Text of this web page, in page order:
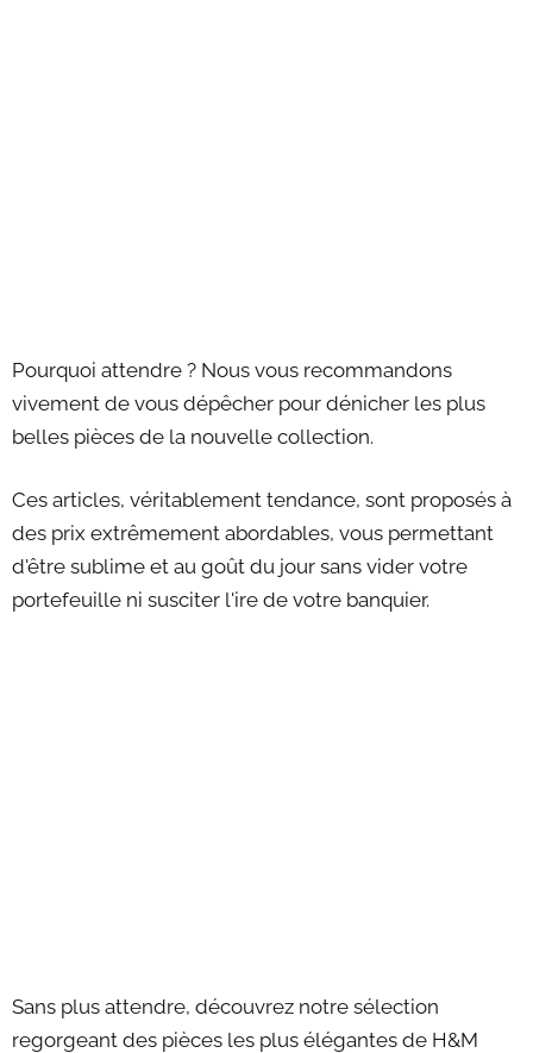
Pourquoi attendre ? Nous vous recommandons
vivement de vous dépêcher pour dénicher les plus
belles pièces de la nouvelle collection.
Ces articles, véritablement tendance, sont proposés à
des prix extrêmement abordables, vous permettant
d'être sublime et au goût du jour sans vider votre
portefeuille ni susciter l'ire de votre banquier.
Sans plus attendre, découvrez notre sélection
regorgeant des pièces les plus élégantes de H&M